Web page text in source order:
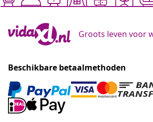
Groots leven voor
Beschikbare betaalmethoden